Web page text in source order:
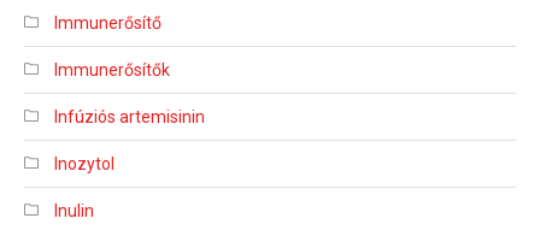
Immunerősítő
Immunerősítők
Infúziós artemisinin
Inozytol
Inulin